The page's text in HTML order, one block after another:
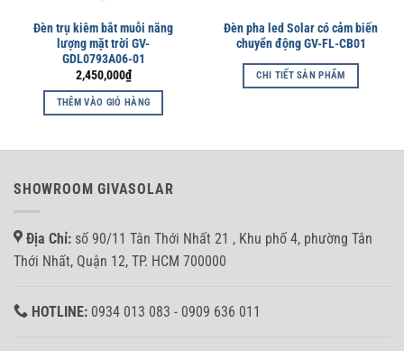
Đèn trụ kiêm bắt muỗi năng
lượng mặt trời GV-
GDL0793A06-01
2,450,000₫
THÊM VÀO GIỎ HÀNG
Đèn pha led Solar có cảm biến
chuyển động GV-FL-CB01
CHI TIẾT SẢN PHẨM
SHOWROOM GIVASOLAR
Địa Chỉ: số 90/11 Tân Thới Nhất 21 , Khu phố 4, phường Tân
Thới Nhất, Quận 12, TP. HCM 700000
HOTLINE: 0934 013 083 - 0909 636 011